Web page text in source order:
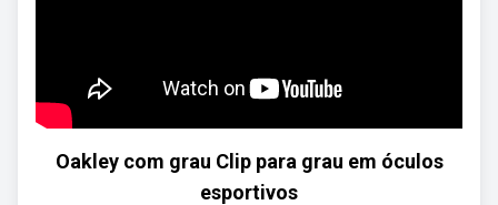
Oakley com grau Clip para grau em óculos
esportivos